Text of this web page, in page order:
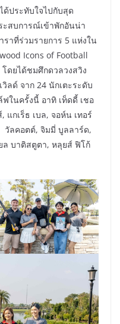
ด้ประทับใจไปกับสุด
ะสบการณ์เข้าพักอันน่า
าที่ร่วมรายการ 5 แห่งใน
Icons of Football
ดยได้ชมศึกดวลวงสวิง
ลด์ จาก 24 นักเตะระดับ
ในครั้งนี้ อาทิ เท็ดดี้ เชอ
แกเร็ธ เบล, จอห์น เทอร์
ลคอตต์, จิมมี่ บูลลาร์ด,
ล บาติสตูตา, หลุยส์ ฟิโก้